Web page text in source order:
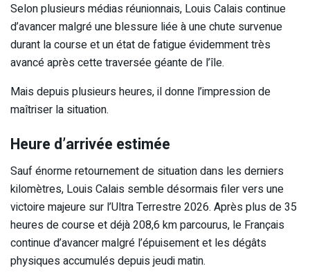
Selon plusieurs médias réunionnais, Louis Calais continue
d’avancer malgré une blessure liée à une chute survenue
durant la course et un état de fatigue évidemment très
avancé après cette traversée géante de l’île.
Mais depuis plusieurs heures, il donne l’impression de
maîtriser la situation.
Heure d’arrivée estimée
Sauf énorme retournement de situation dans les derniers
kilomètres, Louis Calais semble désormais filer vers une
victoire majeure sur l’Ultra Terrestre 2026. Après plus de 35
heures de course et déjà 208,6 km parcourus, le Français
continue d’avancer malgré l’épuisement et les dégâts
physiques accumulés depuis jeudi matin.